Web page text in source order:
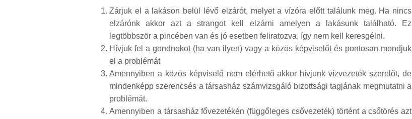
Zárjuk el a lakáson belül lévő elzárót, melyet a vízóra előtt találunk meg. Ha nincs
elzárónk akkor azt a strangot kell elzárni amelyen a lakásunk található. Ez
legtöbbször a pincében van és jó esetben feliratozva, így nem kell keresgélni.
Hívjuk fel a gondnokot (ha van ilyen) vagy a közös képviselőt és pontosan mondjuk
el a problémát
Amennyiben a közös képviselő nem elérhető akkor hívjunk vízvezeték szerelőt, de
mindenképp szerencsés a társasház számvizsgáló bizottsági tagjának megmutatni a
problémát.
Amennyiben a társasház fővezetékén (függőleges csővezeték) történt a csőtörés azt